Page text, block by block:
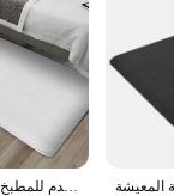
سجادة أرضية سميكة طويلة الشريط ، إسفنجة سميكة ، فلانيل بجانب السرير ، سجادة نافذة خليج ناعمة ، سجادة قدم للمطبخ ، سجادة باب المنزل ،